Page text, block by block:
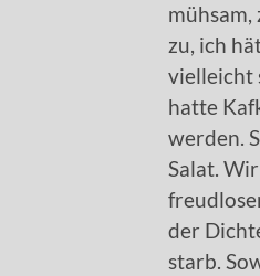
zu, ich
vielleicht
hatte
werden.
Salat.
der
starb.